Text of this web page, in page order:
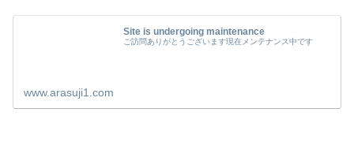
Site is undergoing maintenance
ご訪問ありがとうございます現在メンテナンス中です
www.arasuji1.com